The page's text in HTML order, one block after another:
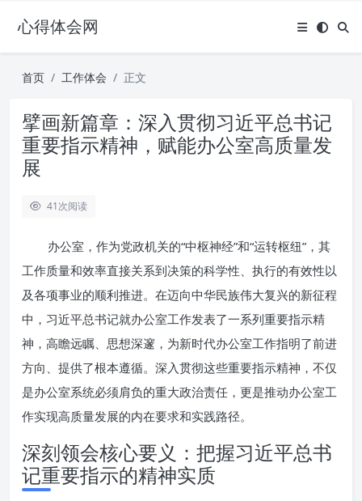
心得体会网
首页 工作体会 正文
擘画新篇章：深入贯彻习近平总书记
重要指示精神，赋能办公室高质量发
展
41次阅读
办公室，作为党政机关的“中枢神经”和“运转枢纽”，其
工作质量和效率直接关系到决策的科学性、执行的有效性以
及各项事业的顺利推进。在迈向中华民族伟大复兴的新征程
中，习近平总书记就办公室工作发表了一系列重要指示精
神，高瞻远瞩、思想深邃，为新时代办公室工作指明了前进
方向、提供了根本遵循。深入贯彻这些重要指示精神，不仅
是办公室系统必须肩负的重大政治责任，更是推动办公室工
作实现高质量发展的内在要求和实践路径。
深刻领会核心要义：把握习近平总书
记重要指示的精神实质